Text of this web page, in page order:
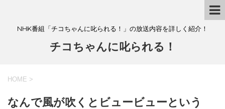
NHK番組「チコちゃんに叱られる！」の放送内容を詳しく紹介！
チコちゃんに叱られる！
HOME >
なんで風が吹くとビュービューという